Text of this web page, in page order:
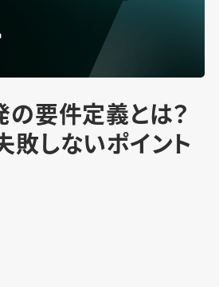
の要件定義とは？
敗しないポイント